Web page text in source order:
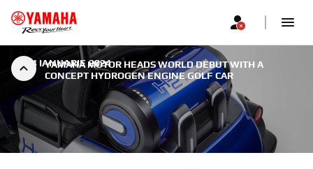
YAMAHA MOTOR HEADS WORLD DEBUT WITH A
CONCEPT HYDROGEN ENGINE GOLF CAR
24 IANUARIE 2024